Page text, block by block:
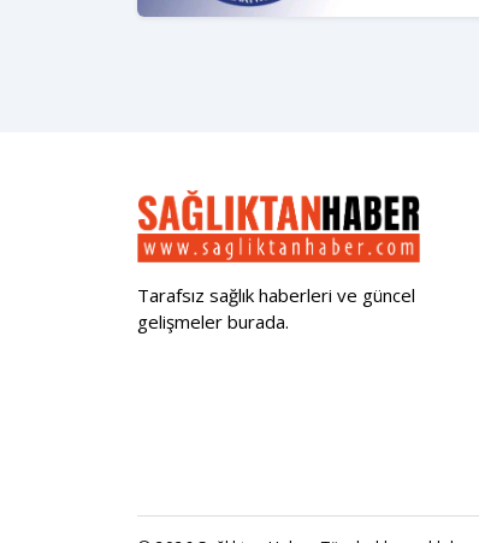
Tarafsız sağlık haberleri ve güncel
gelişmeler burada.